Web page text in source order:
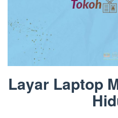
Layar Laptop